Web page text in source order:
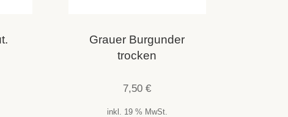
Grauer Burgunder
trocken
7,50€
inkl. 19 % MwSt.